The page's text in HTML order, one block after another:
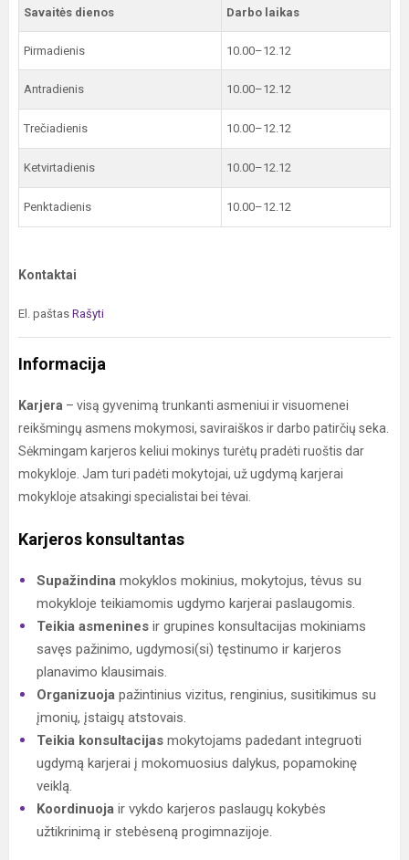
Savaitės dienos Darbo laikas
Pirmadienis 10.00–12.12
Antradienis 10.00–12.12
Trečiadienis 10.00–12.12
Ketvirtadienis 10.00–12.12
Penktadienis 10.00–12.12
Kontaktai
El. paštas Rašyti
Informacija
Karjera – visą gyvenimą trunkanti asmeniui ir visuomenei
reikšmingų asmens mokymosi, saviraiškos ir darbo patirčių seka.
Sėkmingam karjeros keliui mokinys turėtų pradėti ruoštis dar
mokykloje. Jam turi padėti mokytojai, už ugdymą karjerai
mokykloje atsakingi specialistai bei tėvai.
Karjeros konsultantas
Supažindina mokyklos mokinius, mokytojus, tėvus su
mokykloje teikiamomis ugdymo karjerai paslaugomis.
Teikia asmenines ir grupines konsultacijas mokiniams
savęs pažinimo, ugdymosi(si) tęstinumo ir karjeros
planavimo klausimais.
Organizuoja pažintinius vizitus, renginius, susitikimus su
įmonių, įstaigų atstovais.
Teikia konsultacijas mokytojams padedant integruoti
ugdymą karjerai į mokomuosius dalykus, popamokinę
veiklą.
Koordinuoja ir vykdo karjeros paslaugų kokybės
užtikrinimą ir stebėseną progimnazijoje.